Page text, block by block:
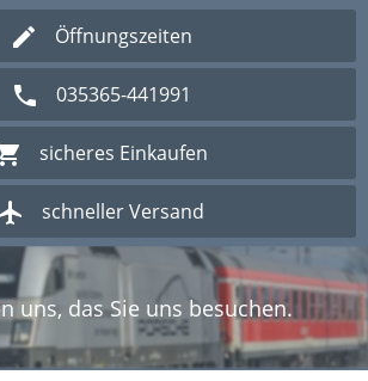
Öffnungszeiten
035365-441991
sicheres Einkaufen
schneller Versand
uns, das Sie uns besuchen.
Willkommen im Onlineshop
- Eck Kloppe.
uns, das Sie uns besuchen.
im Onlineshop
- Eck Kloppe.